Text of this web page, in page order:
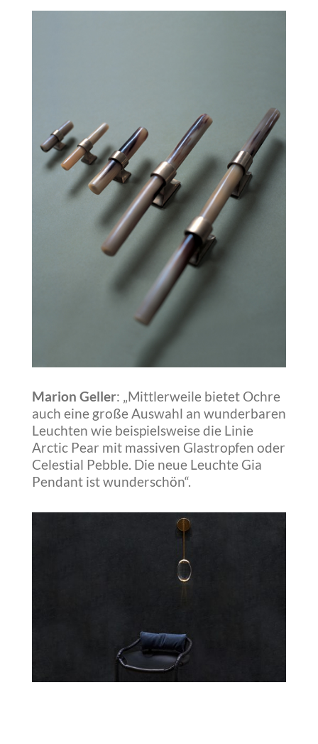
Marion Geller: „Mittlerweile bietet Ochre
auch eine große Auswahl an wunderbaren
Leuchten wie beispielsweise die Linie
Arctic Pear mit massiven Glastropfen oder
Celestial Pebble. Die neue Leuchte Gia
Pendant ist wunderschön“.